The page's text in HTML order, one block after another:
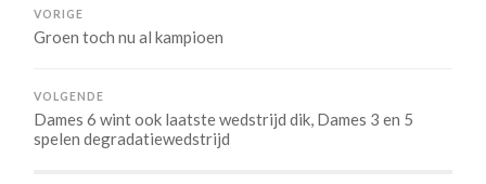
VORIGE
Groen toch nu al kampioen
VOLGENDE
Dames 6 wint ook laatste wedstrijd dik, Dames 3 en 5
spelen degradatiewedstrijd